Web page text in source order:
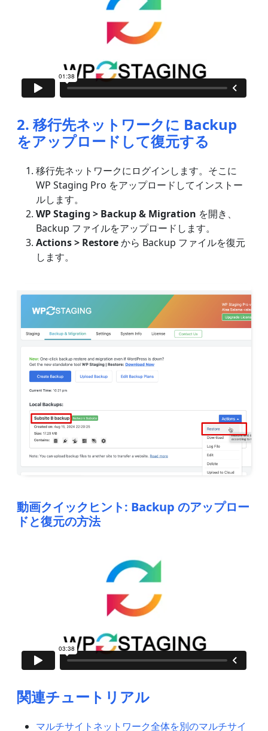
2. 移行先ネットワークに Backup
をアップロードして復元する
移行先ネットワークにログインします。そこに
WP Staging Pro をアップロードしてインストー
ルします。
WP Staging > Backup & Migration を開き、
Backup ファイルをアップロードします。
Actions > Restoreから Backup ファイルを復元
します。
動画クイックヒント: Backup のアップロー
ドと復元の方法
関連チュートリアル
マルチサイトネットワーク全体を別のマルチサイ